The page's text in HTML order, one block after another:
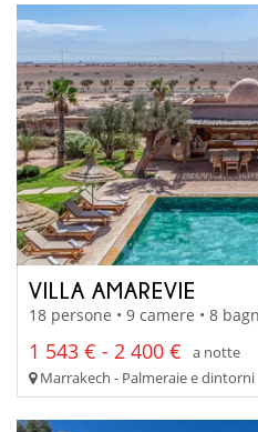
VILLA AMAREVIE
18 persone • 9 camere • 8
1 543 € - 2 400 €
a notte
Marrakech - Palmeraie e dintorni